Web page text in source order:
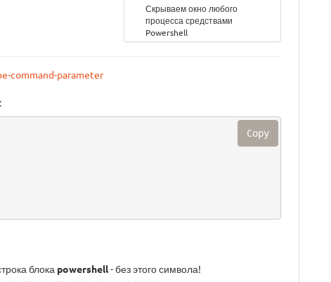
Скрываем окно любого
процесса средствами
Powershell
command-parameter
Copy
блока powershell- без этого символа!